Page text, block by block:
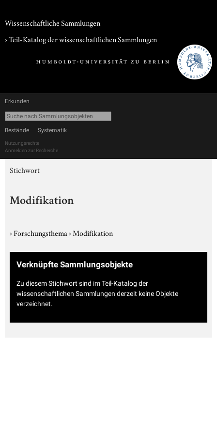
Wissenschaftliche Sammlungen
› Teil-Katalog der wissenschaftlichen Sammlungen
Erkunden
Bestände Systematik
Nutzungsrechte
Anmelden zur Recherche
Stichwort
Modifikation
›Forschungsthema›Modifikation
Verknüpfte Sammlungsobjekte
Zu diesem Stichwort sind im Teil-Katalog der
wissenschaftlichen Sammlungen derzeit keine Objekte
verzeichnet.